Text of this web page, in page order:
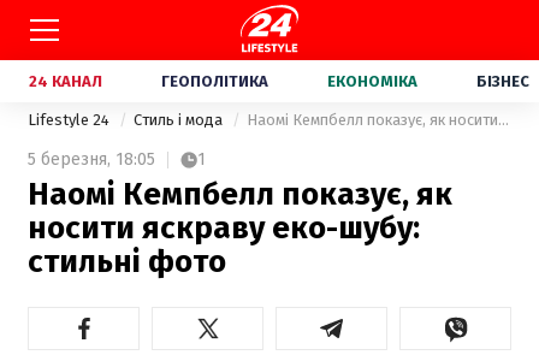
24 КАНАЛ ГЕОПОЛІТИКА ЕКОНОМІКА БІЗНЕС
Lifestyle 24 Стиль і мода Наомі Кемпбелл показує, як носити яскраву еко-шубу: стильні фото
5 березня, 18:05 1
Наомі Кемпбелл показує, як
носити яскраву еко-шубу:
стильні фото